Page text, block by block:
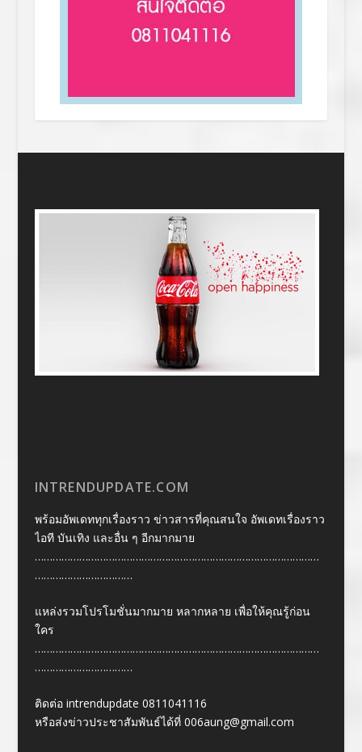
INTRENDUPDATE.COM
พร้อมอัพเดททุกเรื่องราว ข่าวสารที่คุณสนใจ อัพเดทเรื่องราว
ไอที บันเทิง และอื่น ๆ อีกมากมาย
……………………………………………………………………………………
……………………………
แหล่งรวมโปรโมชั่นมากมาย หลากหลาย เพื่อให้คุณรู้ก่อน
ใคร
……………………………………………………………………………………
……………………………
ติดต่อ intrendupdate 0811041116
หรือส่งข่าวประชาสัมพันธ์ได้ที่ 006aung@gmail.com